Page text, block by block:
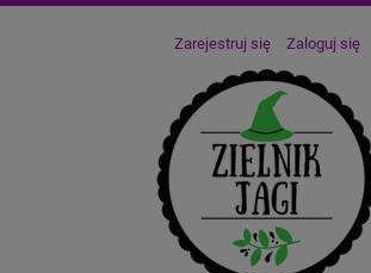
Zarejestruj się Zaloguj się